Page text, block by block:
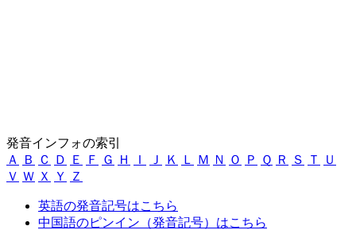
発音インフォの索引
Ａ
Ｂ Ｃ Ｄ Ｅ Ｆ Ｇ Ｈ Ｉ Ｊ Ｋ Ｌ Ｍ Ｎ Ｏ Ｐ Ｑ Ｒ Ｓ Ｔ
Ｕ
Ｖ Ｗ Ｘ Ｙ Ｚ
英語の発音記号はこちら
中国語のピンイン（発音記号）はこちら